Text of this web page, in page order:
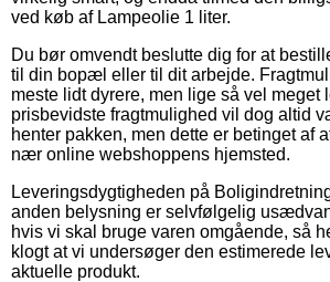
ved køb af Lampeolie 1 liter.
Du bør omvendt beslutte dig for at
til din bopæl eller til dit arbejde.
meste lidt dyrere, men lige så vel meget
prisbevidste fragtmulighed vil dog altid
henter pakken, men dette er betinget af
nær online webshoppens hjemsted.
Leveringsdygtigheden på
anden belysning er selvfølgelig
hvis vi skal bruge varen omgående, så
klogt at vi undersøger den estimerede
aktuelle produkt.